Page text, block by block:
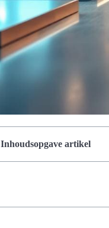
Inhoudsopgave artikel